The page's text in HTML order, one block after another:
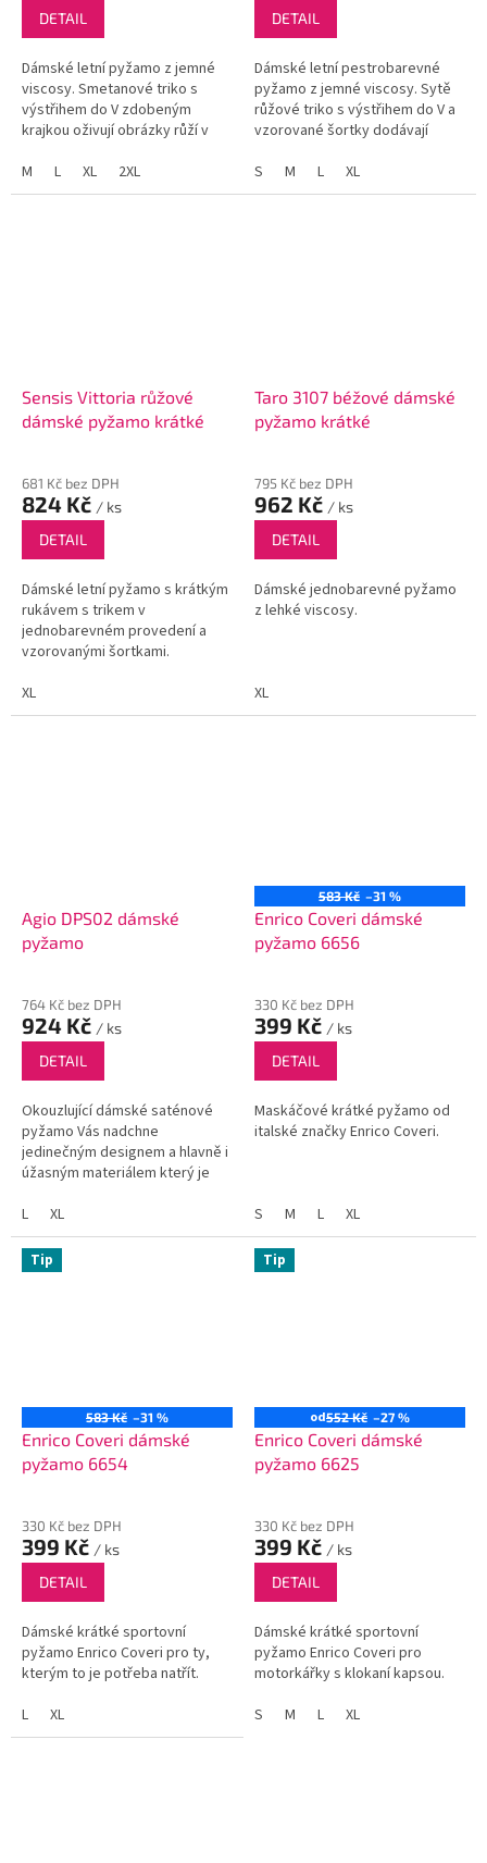
DETAIL
Dámské letní pyžamo z jemné
viscosy. Smetanové triko s
výstřihem do V zdobeným
krajkou oživují obrázky růží v
Jednobarevné šortky ve světle
růžové barvě podtrhují ženský
M L XL 2XL
DETAIL
Dámské letní pestrobarevné
pyžamo z jemné viscosy. Sytě
růžové triko s výstřihem do V a
vzorované šortky dodávají
šmrnc.
S M L XL
Sensis Vittoria růžové
dámské pyžamo krátké
681 Kč bez DPH
824 Kč / ks
DETAIL
Dámské letní pyžamo s krátkým
rukávem s trikem v
jednobarevném provedení a
vzorovanými šortkami.
XL
Taro 3107 béžové dámské
pyžamo krátké
795 Kč bez DPH
962 Kč / ks
DETAIL
Dámské jednobarevné pyžamo
z lehké viscosy.
XL
Agio DPS02 dámské
pyžamo
764 Kč bez DPH
924 Kč / ks
DETAIL
Okouzlující dámské saténové
pyžamo Vás nadchne
jedinečným designem a hlavně i
úžasným materiálem který je
L
XL
583 Kč –31 %
Enrico Coveri dámské
pyžamo 6656
330 Kč bez DPH
399 Kč / ks
DETAIL
Maskáčové krátké pyžamo od
italské značky Enrico Coveri.
S M L XL
Tip
583 Kč –31 %
Enrico Coveri dámské
pyžamo 6654
330 Kč bez DPH
399 Kč / ks
DETAIL
Dámské krátké sportovní
pyžamo Enrico Coveri pro ty,
kterým to je potřeba natřít.
L
XL
Tip
od552 Kč –27 %
Enrico Coveri dámské
pyžamo 6625
330 Kč bez DPH
399 Kč / ks
DETAIL
Dámské krátké sportovní
pyžamo Enrico Coveri pro
motorkářky s klokaní kapsou.
S
M L XL